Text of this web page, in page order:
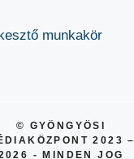
munkakör
© GYÖNGYÖSI
2023 –
- MINDEN JOG